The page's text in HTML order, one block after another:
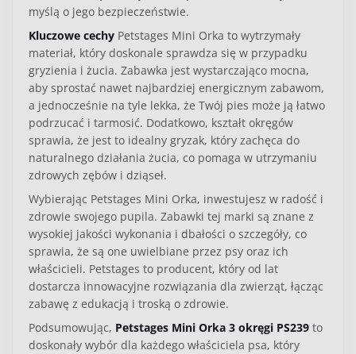
myślą o jego bezpieczeństwie.
Kluczowe cechy Petstages Mini Orka to wytrzymały
materiał, który doskonale sprawdza się w przypadku
gryzienia i żucia. Zabawka jest wystarczająco mocna,
aby sprostać nawet najbardziej energicznym zabawom,
a jednocześnie na tyle lekka, że Twój pies może ją łatwo
podrzucać i tarmosić. Dodatkowo, kształt okręgów
sprawia, że jest to idealny gryzak, który zachęca do
naturalnego działania żucia, co pomaga w utrzymaniu
zdrowych zębów i dziąseł.
Wybierając Petstages Mini Orka, inwestujesz w radość i
zdrowie swojego pupila. Zabawki tej marki są znane z
wysokiej jakości wykonania i dbałości o szczegóły, co
sprawia, że są one uwielbiane przez psy oraz ich
właścicieli. Petstages to producent, który od lat
dostarcza innowacyjne rozwiązania dla zwierząt, łącząc
zabawę z edukacją i troską o zdrowie.
Podsumowując, Petstages Mini Orka 3 okręgi PS239 to
doskonały wybór dla każdego właściciela psa, który